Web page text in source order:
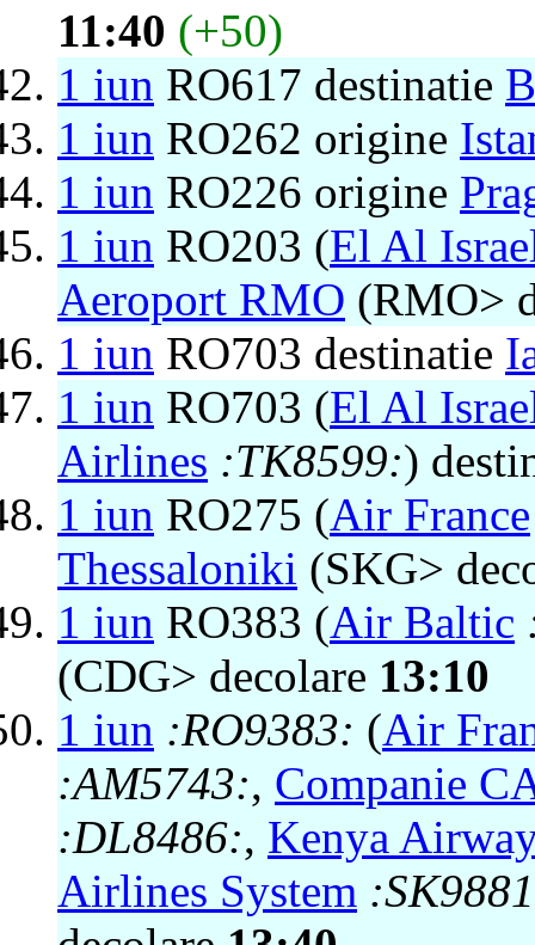
11:40 (+50)
1 iun RO617 destinatie
1 iun RO262 origine
1 iun RO226 origine
1 iun RO203 (El Al
Aeroport RMO (RMO>
1 iun RO703 destinatie
1 iun RO703 (El Al
Airlines :TK8599:)
1 iun RO275 (Air France
Thessaloniki (SKG>
1 iun RO383 (Air Baltic
(CDG> decolare 13:10
1 iun :RO9383: (Air
:AM5743:, Companie
:DL8486:, Kenya
Airlines System